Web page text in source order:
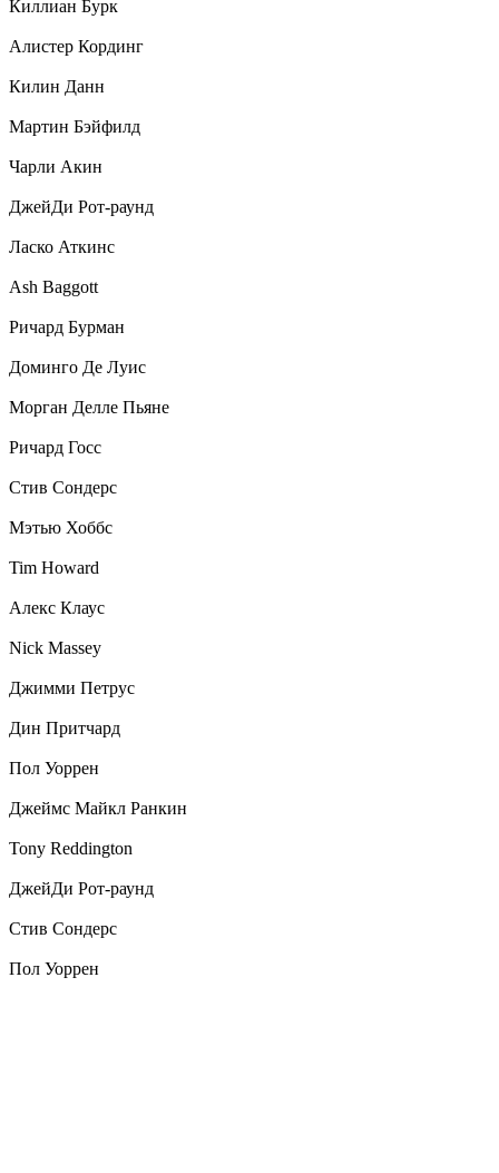
Киллиан Бурк
Алистер Кординг
Килин Данн
Мартин Бэйфилд
Чарли Акин
ДжейДи Рот-раунд
Ласко Аткинс
Ash Baggott
Ричард Бурман
Доминго Де Луис
Морган Делле Пьяне
Ричард Госс
Стив Сондерс
Мэтью Хоббс
Tim Howard
Алекс Клаус
Nick Massey
Джимми Петрус
Дин Притчард
Пол Уоррен
Джеймс Майкл Ранкин
Tony Reddington
ДжейДи Рот-раунд
Стив Сондерс
Пол Уоррен